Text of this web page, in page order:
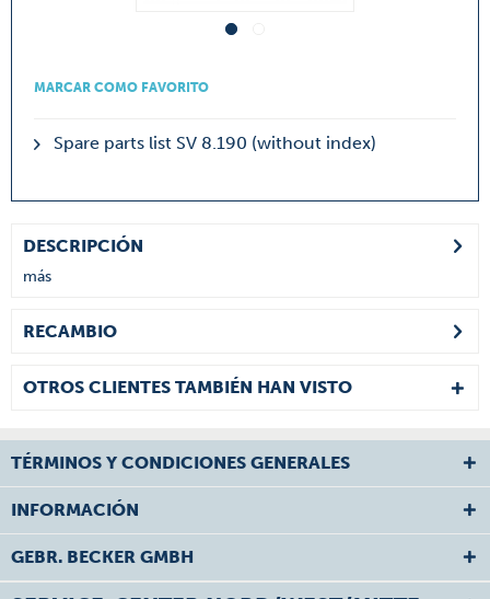
MARCAR COMO FAVORITO
Spare parts list SV 8.190 (without index)
DESCRIPCIÓN
más
RECAMBIO
OTROS CLIENTES TAMBIÉN HAN VISTO
TÉRMINOS Y CONDICIONES GENERALES
INFORMACIÓN
GEBR. BECKER GMBH